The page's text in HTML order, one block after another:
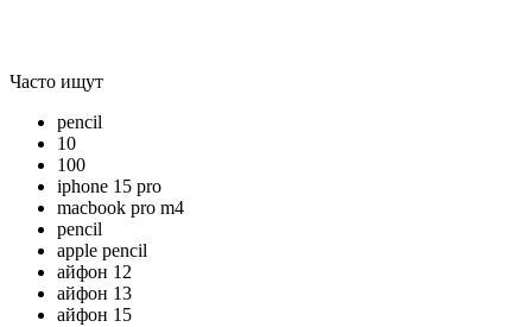
Часто ищут
pencil
10
100
iphone 15 pro
macbook pro m4
pencil
apple pencil
айфон 12
айфон 13
айфон 15